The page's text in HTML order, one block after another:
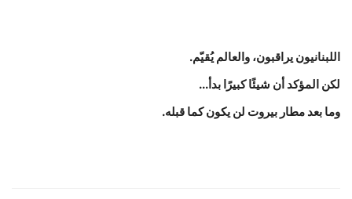
اللبنانيون يراقبون، والعالم يُقيّم.
لكن المؤكد أن شيئًا كبيرًا بدأ...
وما بعد مطار بيروت لن يكون كما قبله.